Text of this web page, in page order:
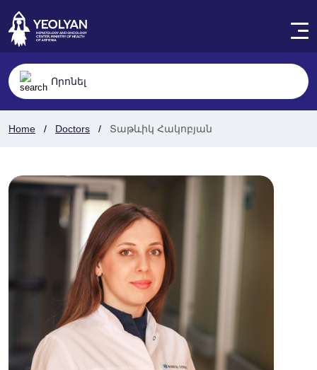
Home Doctors Տաթևիկ Հակոբյան